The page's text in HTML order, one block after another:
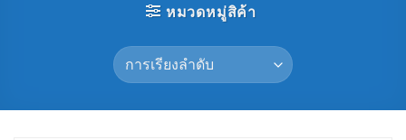
หมวดหมู่สิค้า